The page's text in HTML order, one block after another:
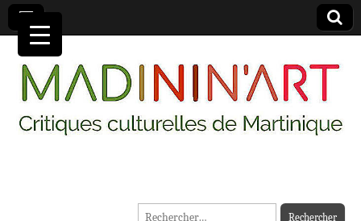
MADININ'ART
Rechercher :